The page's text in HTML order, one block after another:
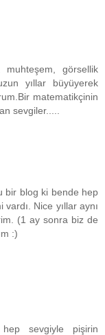
muhteşem, görsellik
yıllar büyüyerek
matematikçinin
sevgiler.....
bir blog ki bende hep
Nice yıllar aynı
(1 ay sonra biz de
:)
hep sevgiyle pişirin